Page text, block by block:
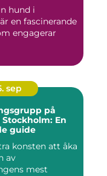
hund i
en fascinerande
engagerar
sep
på
En
guide
konsten att åka
av
mest